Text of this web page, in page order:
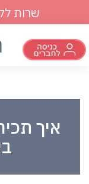
שרות
איך